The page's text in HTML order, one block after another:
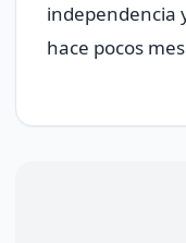
independencia
hace pocos